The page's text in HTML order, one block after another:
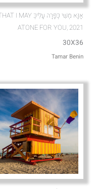
אָנָּא מְשִׁי כְּפָּרָה עָלִיכְּ THAT I MAY
ATONE FOR YOU, 2021
30X36
Tamar Benin